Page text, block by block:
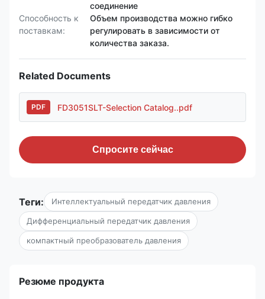
соединение
Способность к
поставкам:
Объем производства можно гибко
регулировать в зависимости от
количества заказа.
Related Documents
PDF FD3051SLT-Selection Catalog..pdf
Спросите сейчас
Теги: Интеллектуальный передатчик давления
Дифференциальный передатчик давления
компактный преобразователь давления
Резюме продукта